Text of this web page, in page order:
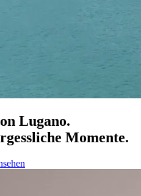
Lugano.
Momente.